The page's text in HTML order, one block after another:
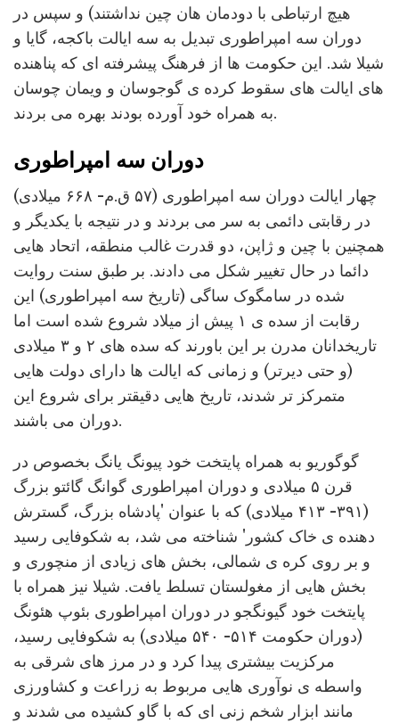
هیچ ارتباطی با دودمان هان چین نداشتند) و سپس در
دوران سه امپراطوری تبدیل به سه ایالت باکجه، گایا و
شیلا شد. این حکومت ها از فرهنگ پیشرفته ای که پناهنده
های ایالت های سقوط کرده ی گوجوسان و ویمان چوسان
به همراه خود آورده بودند بهره می بردند.
دوران سه امپراطوری
چهار ایالت دوران سه امپراطوری (۵۷ ق.م- ۶۶۸ میلادی)
در رقابتی دائمی به سر می بردند و در نتیجه با یکدیگر و
همچنین با چین و ژاپن، دو قدرت غالب منطقه، اتحاد هایی
دائما در حال تغییر شکل می دادند. بر طبق سنت روایت
شده در سامگوک ساگی (تاریخ سه امپراطوری) این
رقابت از سده ی ۱ پیش از میلاد شروع شده است اما
تاریخدانان مدرن بر این باورند که سده های ۲ و ۳ میلادی
(و حتی دیرتر) و زمانی که ایالت ها دارای دولت هایی
متمرکز تر شدند، تاریخ هایی دقیقتر برای شروع این
دوران می باشند.
گوگوریو به همراه پایتخت خود پیونگ یانگ بخصوص در
قرن ۵ میلادی و دوران امپراطوری گوانگ گائتو بزرگ
(۳۹۱- ۴۱۳ میلادی) که با عنوان 'پادشاه بزرگ، گسترش
دهنده ی خاک کشور' شناخته می شد، به شکوفایی رسید
و بر روی کره ی شمالی، بخش های زیادی از منچوری و
بخش هایی از مغولستان تسلط یافت. شیلا نیز همراه با
پایتخت خود گیونگجو در دوران امپراطوری بئوپ هئونگ
(دوران حکومت ۵۱۴- ۵۴۰ میلادی) به شکوفایی رسید،
مرکزیت بیشتری پیدا کرد و در مرز های شرقی به
واسطه ی نوآوری هایی مربوط به زراعت و کشاورزی
مانند ابزار شخم زنی ای که با گاو کشیده می شدند و